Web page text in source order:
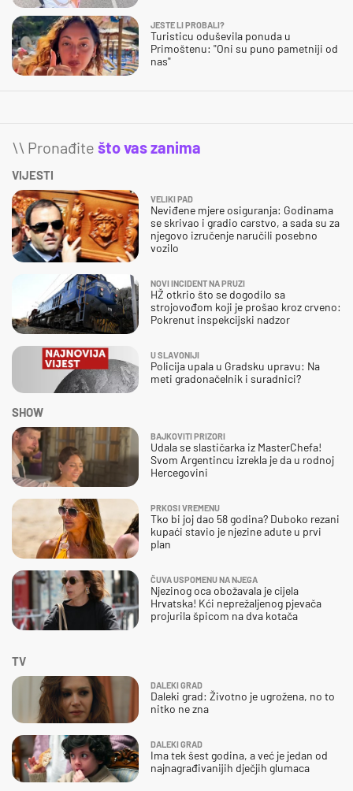
JESTE LI PROBALI?
Turisticu oduševila ponuda u
Primoštenu: "Oni su puno pametniji od
nas"
\\ Pronađite što vas zanima
VIJESTI
VELIKI PAD
Neviđene mjere osiguranja: Godinama
se skrivao i gradio carstvo, a sada su za
njegovo izručenje naručili posebno
vozilo
NOVI INCIDENT NA PRUZI
HŽ otkrio što se dogodilo sa
strojovođom koji je prošao kroz crveno:
Pokrenut inspekcijski nadzor
U SLAVONIJI
Policija upala u Gradsku upravu: Na
meti gradonačelnik i suradnici?
SHOW
BAJKOVITI PRIZORI
Udala se slastičarka iz MasterChefa!
Svom Argentincu izrekla je da u rodnoj
Hercegovini
PRKOSI VREMENU
Tko bi joj dao 58 godina? Duboko rezani
kupaći stavio je njezine adute u prvi
plan
ČUVA USPOMENU NA NJEGA
Njezinog oca obožavala je cijela
Hrvatska! Kći neprežaljenog pjevača
projurila špicom na dva kotača
TV
DALEKI GRAD
Daleki grad: Životno je ugrožena, no to
nitko ne zna
DALEKI GRAD
Ima tek šest godina, a već je jedan od
najnagrađivanijih dječjih glumaca